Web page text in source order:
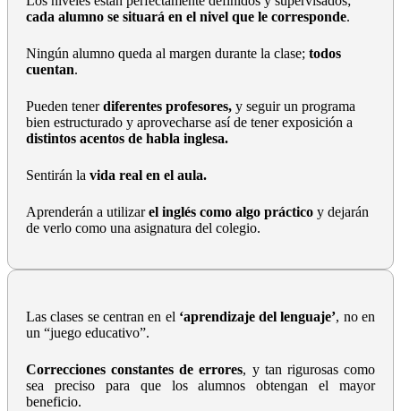
cada alumno se situará en el nivel que le corresponde.
Ningún alumno queda al margen durante la clase; todos
cuentan.
Pueden tenerdiferentes profesores, y seguir un programa
bien estructurado y aprovecharse así de tener exposición a
distintos acentos de habla inglesa.
Sentirán la vida real en el aula.
Aprenderán a utilizarel inglés como algo práctico y dejarán
de verlo como una asignatura del colegio.
Las clases se centran en el ‘aprendizaje del lenguaje’, no en
un “juego educativo”.
Correcciones constantes de errores, y tan rigurosas como
sea preciso para que los alumnos obtengan el mayor
beneficio.